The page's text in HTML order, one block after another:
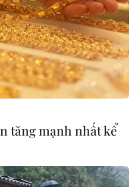
GACC
mít,
hỗ
lược
tăng mạnh nhất kể